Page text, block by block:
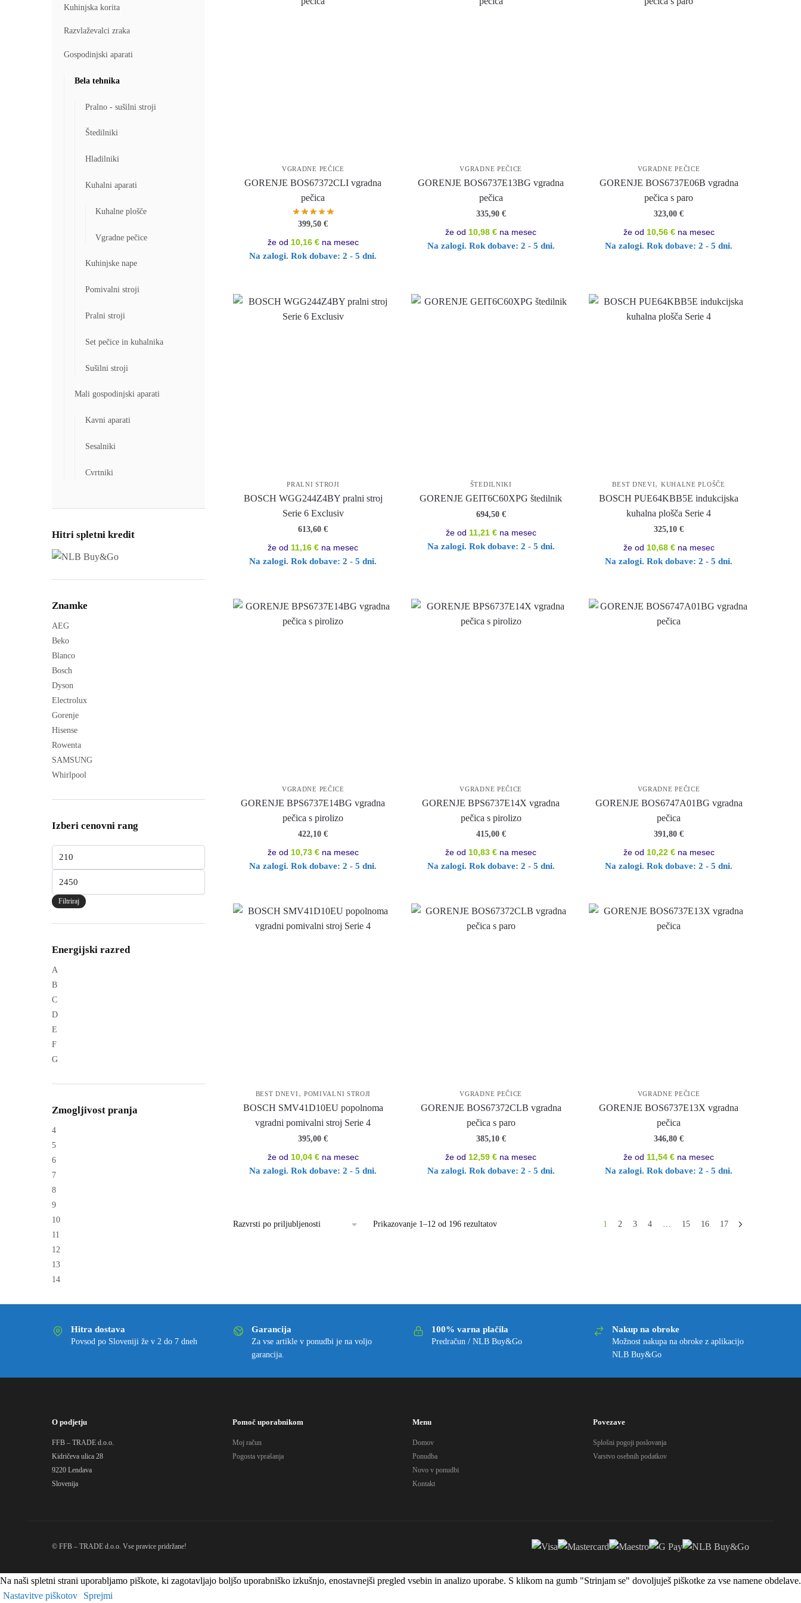
VGRADNE PEČICE
GORENJE BOS67372CLI vgradna
pečica
399,50€
že od 10,16 €na mesec
Na zalogi. Rok dobave: 2 - 5 dni.
VGRADNE PEČICE
GORENJE BOS6737E13BG vgradna
pečica
335,90 €
že od 10,98 € na mesec
Na zalogi. Rok dobave: 2 - 5 dni.
VGRADNE PEČICE
GORENJE BOS6737E06B vgradna
pečica s paro
323,00€
že od 10,56 €na mesec
Na zalogi. Rok dobave: 2 - 5 dni.
PRALNI STROJI
BOSCH WGG244Z4BY pralni stroj
Serie 6 Exclusiv
613,60€
že od 11,16 € na mesec
Na zalogi. Rok dobave: 2 - 5 dni.
ŠTEDILNIKI
GORENJE GEIT6C60XPG štedilnik
694,50 €
že od 11,21 €na mesec
Na zalogi. Rok dobave: 2 - 5 dni.
BEST DNEVI, KUHALNE PLOŠČE
BOSCH PUE64KBB5E indukcijska
kuhalna plošča Serie 4
325,10€
že od 10,68 €na mesec
Na zalogi. Rok dobave: 2 - 5 dni.
VGRADNE PEČICE
GORENJE BPS6737E14BG vgradna
pečica s pirolizo
422,10€
že od 10,73 €na mesec
Na zalogi. Rok dobave: 2 - 5 dni.
VGRADNE PEČICE
GORENJE BPS6737E14X vgradna
pečica s pirolizo
415,00 €
že od 10,83 € na mesec
Na zalogi. Rok dobave: 2 - 5 dni.
VGRADNE PEČICE
GORENJE BOS6747A01BG vgradna
pečica
391,80€
že od 10,22 €na mesec
Na zalogi. Rok dobave: 2 - 5 dni.
BEST DNEVI , POMIVALNI STROJI
BOSCH SMV41D10EU popolnoma
vgradni pomivalni stroj Serie 4
395,00€
že od 10,04 €na mesec
Na zalogi. Rok dobave: 2 - 5 dni.
VGRADNE PEČICE
GORENJE BOS67372CLB vgradna
pečica s paro
385,10 €
že od 12,59 € na mesec
Na zalogi. Rok dobave: 2 - 5 dni.
VGRADNE PEČICE
GORENJE BOS6737E13X vgradna
pečica
346,80€
že od 11,54 € na mesec
Na zalogi. Rok dobave: 2 - 5 dni.
Prikazovanje 1–12 od 196 rezultatov 1 2 3 4 … 15 16 17
Kuhinjska korita
Razvlaževalci zraka
Gospodinjski aparati
Bela tehnika
Pralno - sušilni stroji
Štedilniki
Hladilniki
Kuhalni aparati
Kuhalne plošče
Vgradne pečice
Kuhinjske nape
Pomivalni stroji
Pralni stroji
Set pečice in kuhalnika
Sušilni stroji
Mali gospodinjski aparati
Kavni aparati
Sesalniki
Cvrtniki
Hitri spletni kredit
Znamke
AEG
Beko
Blanco
Bosch
Dyson
Electrolux
Gorenje
Hisense
Rowenta
SAMSUNG
Whirlpool
Izberi cenovni rang
Filtriraj
Energijski razred
A
B
C
D
E
F
G
Zmogljivost pranja
4
5
6
7
8
9
10
11
12
13
14
Hitra dostava
Povsod po Sloveniji že v 2 do 7 dneh
Garancija
Za vse artikle v ponudbi je na voljo
garancija.
100% varna plačila
Predračun / NLB Buy&Go
Nakup na obroke
Možnost nakupa na obroke z aplikacijo
NLB Buy&Go
O podjetju
FFB – TRADE d.o.o.
Kidričeva ulica 28
9220 Lendava
Slovenija
Pomoč uporabnikom
Moj račun
Pogosta vprašanja
Menu
Domov
Ponudba
Novo v ponudbi
Kontakt
Povezave
Splošni pogoji poslovanja
Varstvo osebnih podatkov
© FFB – TRADE d.o.o. Vse pravice pridržane!
Na naši spletni strani uporabljamo piškote, ki zagotavljajo boljšo uporabniško izkušnjo, enostavnejši pregled vsebin in analizo uporabe. S klikom na gumb "Strinjam se" dovoljuješ piškotke za vse namene obdelave.
Nastavitve piškotov
Sprejmi